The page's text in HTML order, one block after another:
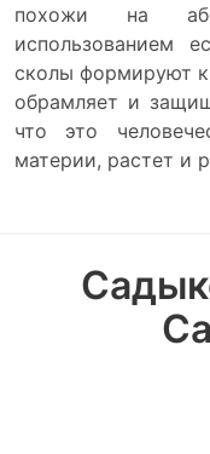
похожи на
использованием
сколы формируют
обрамляет и
что это
материи, растет и